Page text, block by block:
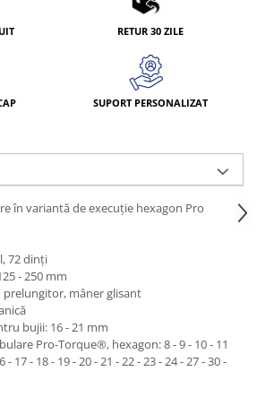
RETUR 30 ZILE
SUPORT PERSONALIZAT
în variantă de execuţie hexagon Pro
72 dinţi
- 250 mm
mâner glisant
bujii: 16 - 21 mm
Pro-Torque®, hexagon: 8 - 9 - 10 - 11
- 17 - 18 - 19 - 20 - 21 - 22 - 23 - 24 - 27 - 30 -